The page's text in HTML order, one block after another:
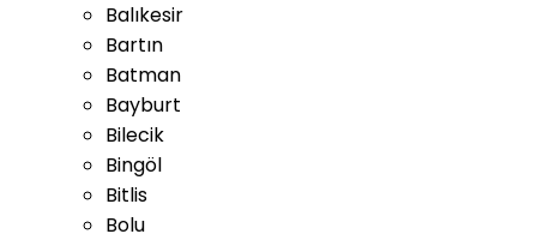
Balıkesir
Bartın
Batman
Bayburt
Bilecik
Bingöl
Bitlis
Bolu